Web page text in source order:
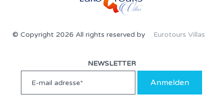
© Copyright 2026 All rights reserved by Eurotours Villas
NEWSLETTER
Anmelden